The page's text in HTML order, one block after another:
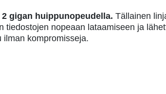
gigan huippunopeudella. Tällainen
nopeaan lataamiseen ja
ilman kompromisseja.